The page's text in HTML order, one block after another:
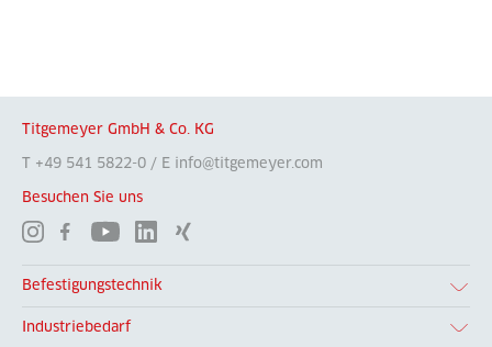
Titgemeyer GmbH & Co. KG
T +49 541 5822-0 / E info@titgemeyer.com
Besuchen Sie uns
Befestigungstechnik
Industriebedarf